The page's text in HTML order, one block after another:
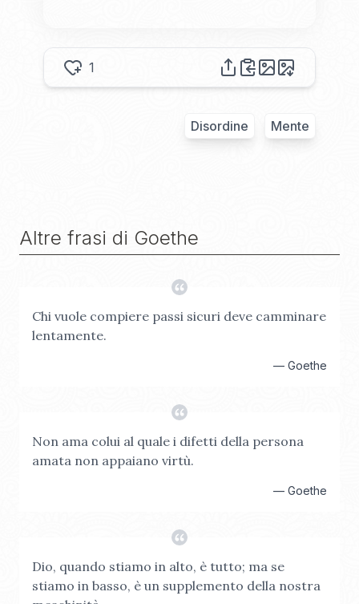
1
Disordine Mente
Altre frasi di Goethe
Chi vuole compiere passi sicuri deve camminare
lentamente.
— Goethe
Non ama colui al quale i difetti della persona
amata non appaiano virtù.
— Goethe
Dio, quando stiamo in alto, è tutto; ma se
stiamo in basso, è un supplemento della nostra